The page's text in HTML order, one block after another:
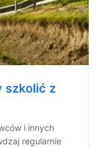
szkolić z
i innych
regularnie